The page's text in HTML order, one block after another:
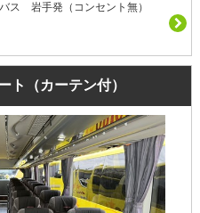
岩手発（コンセント無）
ト（カーテン付）